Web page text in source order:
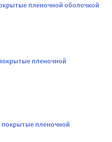
пленочной оболочкой
пленочной
покрытые пленочной